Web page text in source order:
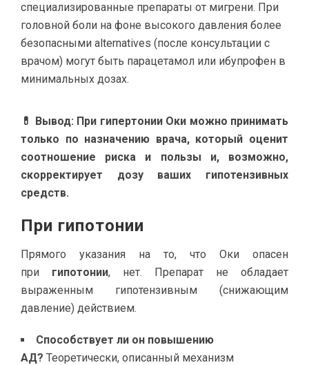
специализированные препараты от мигрени. При
головной боли на фоне высокого давления более
безопасными alternatives (после консультации с
врачом) могут быть парацетамол или ибупрофен в
минимальных дозах.
💊 Вывод: При гипертонии Оки можно принимать
только по назначению врача, который оценит
соотношение риска и пользы и, возможно,
скорректирует дозу ваших гипотензивных
средств.
При гипотонии
Прямого указания на то, что Оки опасен
при гипотонии, нет. Препарат не обладает
выраженным гипотензивным (снижающим
давление) действием.
Способствует ли он повышению
АД? Теоретически, описанный механизм